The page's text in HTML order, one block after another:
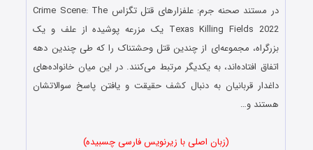
در مستند صحنه جرم: علفزارهای قتل تگزاس Crime Scene: The
Texas Killing Fields 2022 یک مزرعه پوشیده از علف و یک
بزرگراه، مجموعه‌ای از چندین قتل‌ وحشتناک را که طی چندین دهه
اتفاق افتاده‌اند، به یکدیگر مرتبط می‌کنند. در این میان خانواده‌های
داغدار قربانیان به دنبال کشف حقیقت و یافتن پاسخ سوالاتشان
هستند و…
(زبان اصلی با زیرنویس فارسی چسبیده)